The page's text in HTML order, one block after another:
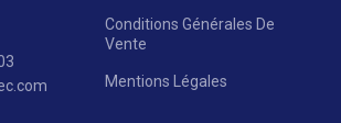
Conditions Générales De
Vente
Mentions Légales